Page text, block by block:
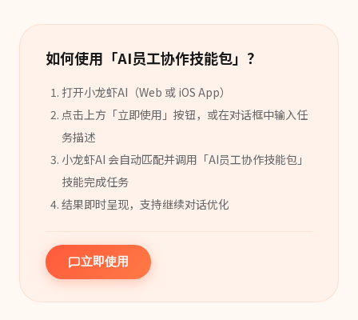
如何使用「AI员工协作技能包」？
打开小龙虾AI（Web 或 iOS App）
点击上方「立即使用」按钮，或在对话框中输入任
务描述
小龙虾AI 会自动匹配并调用「AI员工协作技能包 」
技能完成任务
结果即时呈现，支持继续对话优化
立即使用